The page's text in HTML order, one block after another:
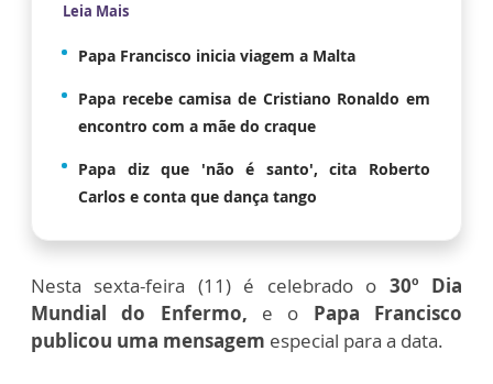
Leia Mais
Papa Francisco inicia viagem a Malta
Papa recebe camisa de Cristiano Ronaldo em
encontro com a mãe do craque
Papa diz que 'não é santo', cita Roberto
Carlos e conta que dança tango
Nesta sexta-feira (11) é celebrado o 30º Dia
Mundial do Enfermo, e o Papa Francisco
publicou uma mensagem especial para a data.